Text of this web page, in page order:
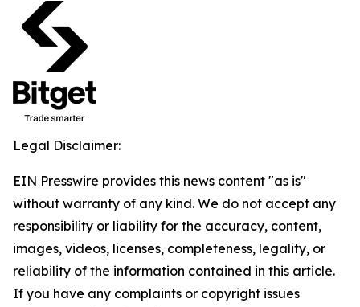
Legal Disclaimer:
EIN Presswire provides this news content "as is"
without warranty of any kind. We do not accept any
responsibility or liability for the accuracy, content,
images, videos, licenses, completeness, legality, or
reliability of the information contained in this article.
If you have any complaints or copyright issues